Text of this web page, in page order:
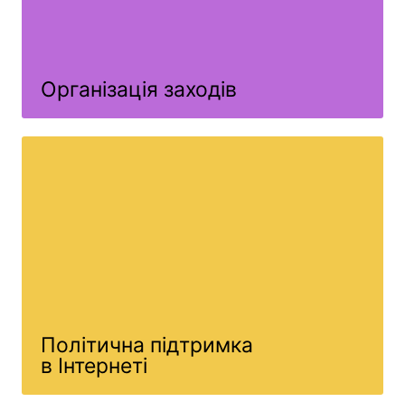
Організація заходів
Політична підтримка
в Інтернеті